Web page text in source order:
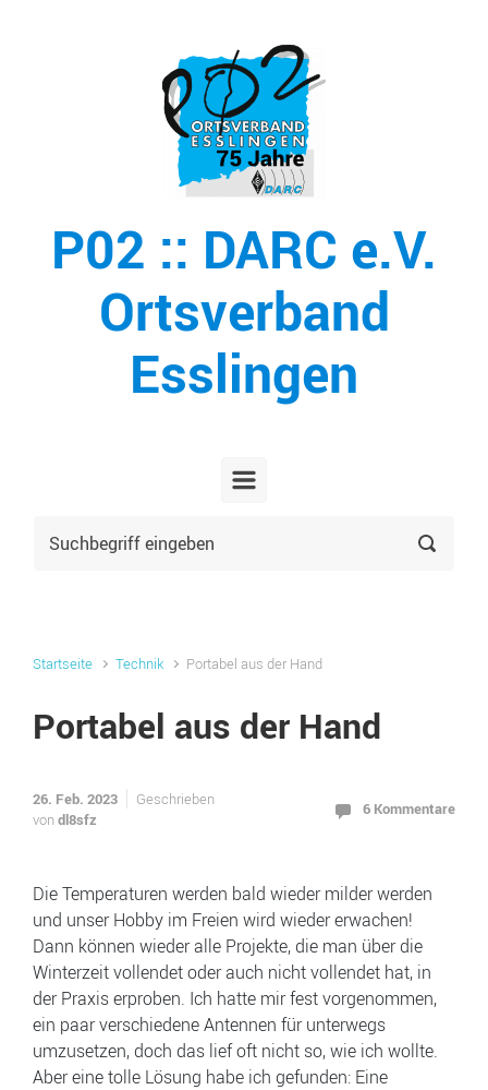
P02 :: DARC e.V.
Ortsverband
Esslingen
Startseite Technik Portabel aus der Hand
Portabel aus der Hand
26. Feb. 2023
Geschrieben
vondl8sfz
6 Kommentare
Die Temperaturen werden bald wieder milder werden
und unser Hobby im Freien wird wieder erwachen!
Dann können wieder alle Projekte, die man über die
Winterzeit vollendet oder auch nicht vollendet hat, in
der Praxis erproben. Ich hatte mir fest vorgenommen,
ein paar verschiedene Antennen für unterwegs
umzusetzen, doch das lief oft nicht so, wie ich wollte.
Aber eine tolle Lösung habe ich gefunden: Eine